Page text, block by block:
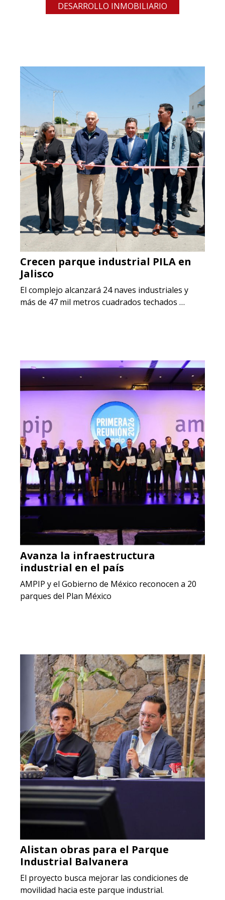
DESARROLLO INMOBILIARIO
Crecen parque industrial PILA en
Jalisco
El complejo alcanzará 24 naves industriales y
más de 47 mil metros cuadrados techados …
Avanza la infraestructura
industrial en el país
AMPIP y el Gobierno de México reconocen a 20
parques del Plan México
Alistan obras para el Parque
Industrial Balvanera
El proyecto busca mejorar las condiciones de
movilidad hacia este parque industrial.